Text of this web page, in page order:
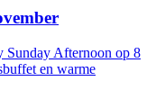
Sunday Afternoon op 8
en warme